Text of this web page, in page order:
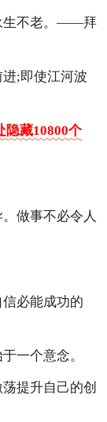
生不老。——拜
;即使江河波
藏10800个
做事不必令人
必能成功的
一个意念。
提升自己的创